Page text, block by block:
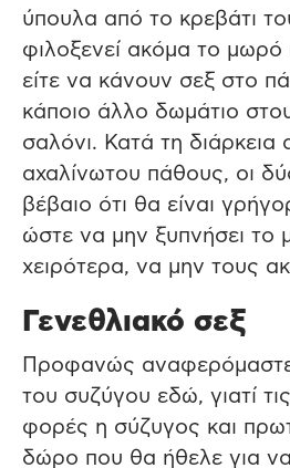
ύπουλα από το κρεβάτι
φιλοξενεί ακόμα το μωρό
είτε να κάνουν σεξ στο
κάποιο άλλο δωμάτιο
σαλόνι. Κατά τη διάρκεια
αχαλίνωτου πάθους, οι
βέβαιο ότι θα είναι
ώστε να μην ξυπνήσει το
χειρότερα, να μην τους
Γενεθλιακό σεξ
Προφανώς
του συζύγου εδώ, γιατί
φορές η σύζυγος και
δώρο που θα ήθελε για